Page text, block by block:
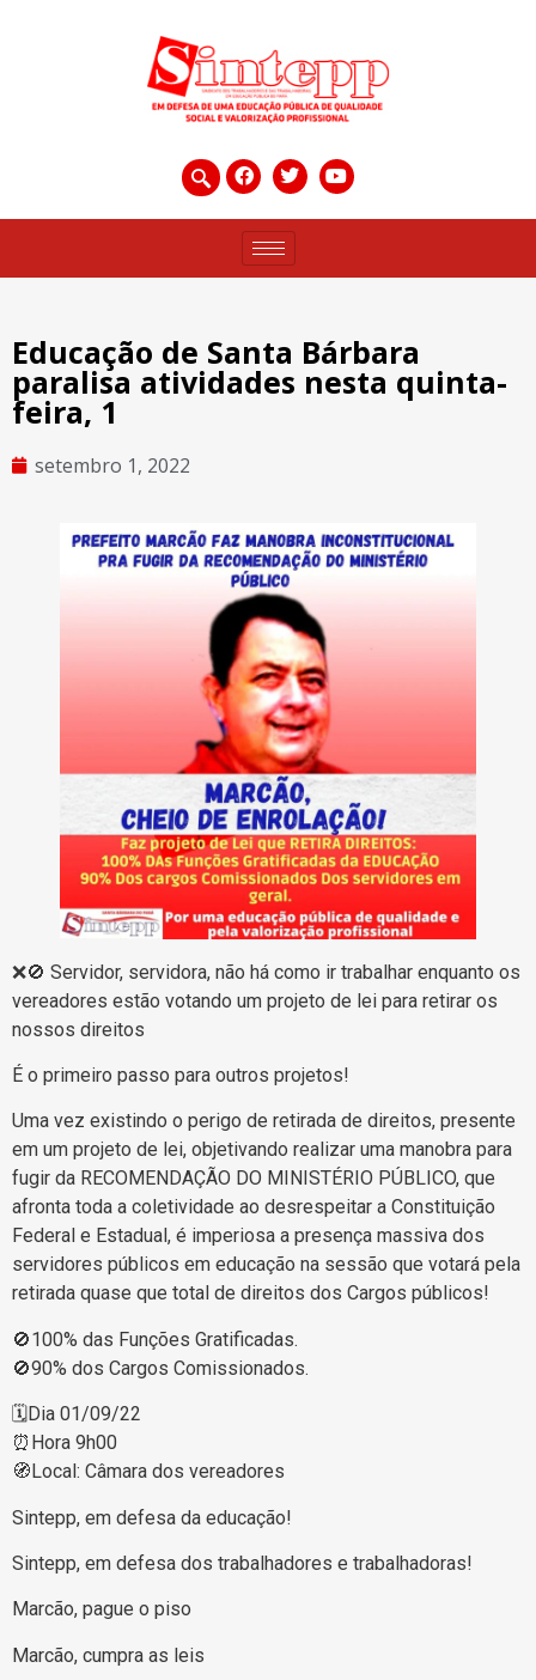
Educação de Santa Bárbara
paralisa atividades nesta quinta-
feira, 1
setembro 1, 2022
❌🚫 Servidor, servidora, não há como ir trabalhar enquanto os
vereadores estão votando um projeto de lei para retirar os
nossos direitos
É o primeiro passo para outros projetos!
Uma vez existindo o perigo de retirada de direitos, presente
em um projeto de lei, objetivando realizar uma manobra para
fugir da RECOMENDAÇÃO DO MINISTÉRIO PÚBLICO, que
afronta toda a coletividade ao desrespeitar a Constituição
Federal e Estadual, é imperiosa a presença massiva dos
servidores públicos em educação na sessão que votará pela
retirada quase que total de direitos dos Cargos públicos!
🚫100% das Funções Gratificadas.
🚫90% dos Cargos Comissionados.
🗓️Dia 01/09/22
⏰Hora 9h00
🧭Local: Câmara dos vereadores
Sintepp, em defesa da educação!
Sintepp, em defesa dos trabalhadores e trabalhadoras!
Marcão, pague o piso
Marcão, cumpra as leis